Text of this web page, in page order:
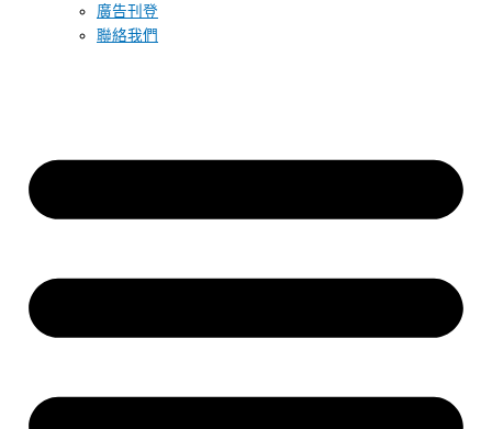
廣告刊登
聯絡我們